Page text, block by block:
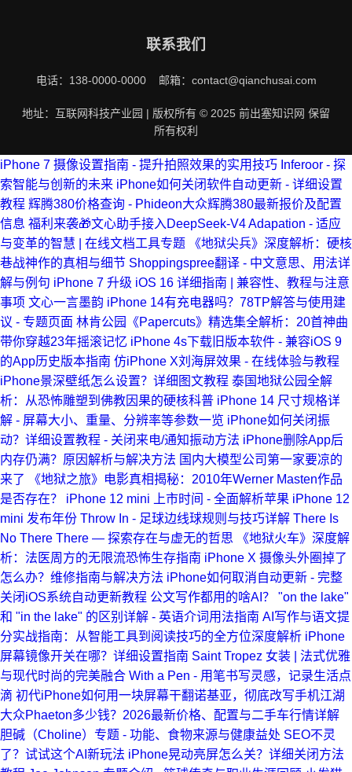
联系我们
电话：138-0000-0000 邮箱：contact@qianchusai.com
地址：互联网科技产业园 | 版权所有 © 2025 前出塞知识网 保留
所有权利
iPhone 7 摄像设置指南 - 提升拍照效果的实用技巧 Inferoor - 探
索智能与创新的未来 iPhone如何关闭软件自动更新 - 详细设置
教程 辉腾380价格查询 - Phideon大众辉腾380最新报价及配置
信息 福利来袭🎁文心助手接入DeepSeek-V4Adapation - 适应
与变革的智慧 | 在线文档工具专题
《地狱尖兵》深度解析：硬核
巷战神作的真相与细节 Shoppingspree翻译 - 中文意思、用法详
解与例句 iPhone 7 升级 iOS 16 详细指南 | 兼容性、教程与注意
事项 文心一言墨韵 iPhone 14有充电器吗？78TP解答与使用建
议 - 专题页面 林肯公园《Papercuts》精选集全解析：20首神曲
带你穿越23年摇滚记忆 iPhone 4s下载旧版本软件 - 兼容iOS 9
的App历史版本指南 仿iPhone X刘海屏效果 - 在线体验与教程
iPhone景深壁纸怎么设置？详细图文教程 泰国地狱公园全解
析：从恐怖雕塑到佛教因果的硬核科普 iPhone 14 尺寸规格详
解 - 屏幕大小、重量、分辨率等参数一览 iPhone如何关闭振
动？详细设置教程 - 关闭来电/通知振动方法 iPhone删除App后
内存仍满？原因解析与解决方法 国内大模型公司第一家要凉的
来了
《地狱之旅》电影真相揭秘：2010年Werner Masten作品
是否存在？
iPhone 12 mini 上市时间 - 全面解析苹果 iPhone 12
mini 发布年份 Throw In - 足球边线球规则与技巧详解 There Is
No There There — 探索存在与虚无的哲思
《地狱火车》深度解
析：法医周方的无限流恐怖生存指南 iPhone X 摄像头外圈掉了
怎么办？维修指南与解决方法 iPhone如何取消自动更新 - 完整
关闭iOS系统自动更新教程 公文写作都用的啥AI？
"on the lake"
和 "in the lake" 的区别详解 - 英语介词用法指南 AI写作与语文提
分实战指南：从智能工具到阅读技巧的全方位深度解析 iPhone
屏幕镜像开关在哪？详细设置指南 Saint Tropez 女装 | 法式优雅
与现代时尚的完美融合 With a Pen - 用笔书写灵感，记录生活点
滴 初代iPhone如何用一块屏幕干翻诺基亚，彻底改写手机江湖
大众Phaeton多少钱？2026最新价格、配置与二手车行情详解
胆碱（Choline）专题 - 功能、食物来源与健康益处 SEO不灵
了？试试这个AI新玩法 iPhone晃动亮屏怎么关？详细关闭方法